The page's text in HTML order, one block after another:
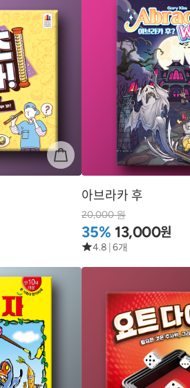
아브라카 후
20,000 원
35% 13,000원
4.8 6개